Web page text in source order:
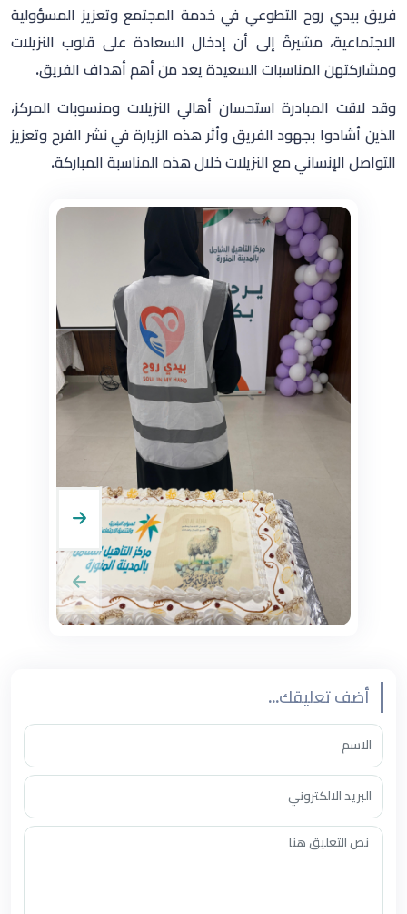
فريق بيدي روح التطوعي في خدمة المجتمع وتعزيز المسؤولية
الاجتماعية، مشيرةً إلى أن إدخال السعادة على قلوب النزيلات
ومشاركتهن المناسبات السعيدة يعد من أهم أهداف الفريق.
وقد لاقت المبادرة استحسان أهالي النزيلات ومنسوبات المركز،
الذين أشادوا بجهود الفريق وأثر هذه الزيارة في نشر الفرح وتعزيز
التواصل الإنساني مع النزيلات خلال هذه المناسبة المباركة.
أضف تعليقك...